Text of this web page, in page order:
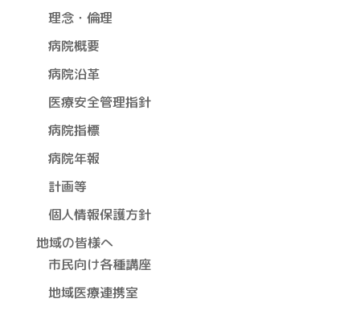
理念・倫理
病院概要
病院沿革
医療安全管理指針
病院指標
病院年報
計画等
個人情報保護方針
地域の皆様へ
市民向け各種講座
地域医療連携室